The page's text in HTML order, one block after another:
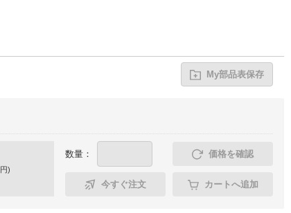
My部品表保存
円)
数量： 価格を確認
今すぐ注文 カートへ追加